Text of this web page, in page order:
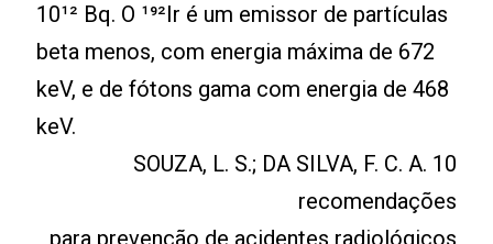
10¹² Bq. O ¹⁹²Ir é um emissor de partículas
beta menos, com energia máxima de 672
keV, e de fótons gama com energia de 468
keV.
SOUZA, L. S.; DA SILVA, F. C. A. 10
recomendações
para prevenção de acidentes radiológicos